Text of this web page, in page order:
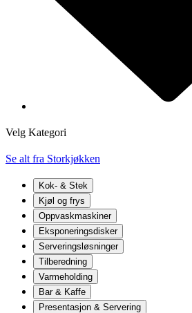
Velg Kategori
Se alt fra Storkjøkken
Kok- & Stek
Kjøl og frys
Oppvaskmaskiner
Eksponeringsdisker
Serveringsløsninger
Tilberedning
Varmeholding
Bar & Kaffe
Presentasjon & Servering